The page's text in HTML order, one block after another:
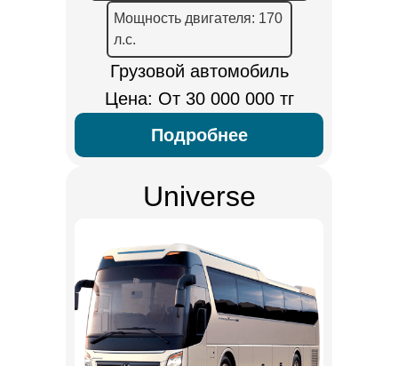
Мощность двигателя: 170
л.с.
Грузовой автомобиль
Цена: От 30 000 000 тг
Подробнее
Universe